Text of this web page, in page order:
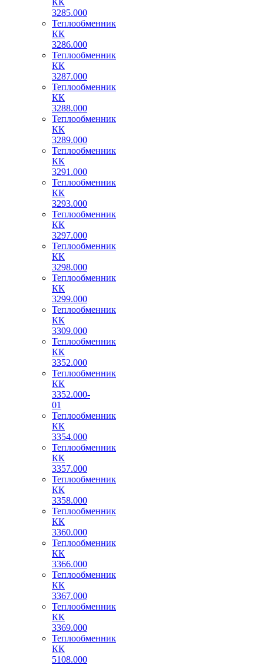
КК
3285.000
Теплообменник
КК
3286.000
Теплообменник
КК
3287.000
Теплообменник
КК
3288.000
Теплообменник
КК
3289.000
Теплообменник
КК
3291.000
Теплообменник
КК
3293.000
Теплообменник
КК
3297.000
Теплообменник
КК
3298.000
Теплообменник
КК
3299.000
Теплообменник
КК
3309.000
Теплообменник
КК
3352.000
Теплообменник
КК
3352.000-
01
Теплообменник
КК
3354.000
Теплообменник
КК
3357.000
Теплообменник
КК
3358.000
Теплообменник
КК
3360.000
Теплообменник
КК
3366.000
Теплообменник
КК
3367.000
Теплообменник
КК
3369.000
Теплообменник
КК
5108.000